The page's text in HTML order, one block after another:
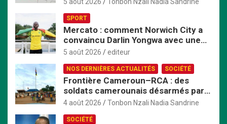
5 août 2026 Tonbon Nzali Nadia Sandrine
SPORT
Mercato : comment Norwich City a
convaincu Darlin Yongwa avec une
offre irrésistible
5 août 2026 editeur
NOS DERNIÈRES ACTUALITÉS SOCIÉTÉ
Frontière Cameroun–RCA : des
soldats camerounais désarmés par
les FACA, la tension monte
4 août 2026 Tonbon Nzali Nadia Sandrine
SOCIÉTÉ